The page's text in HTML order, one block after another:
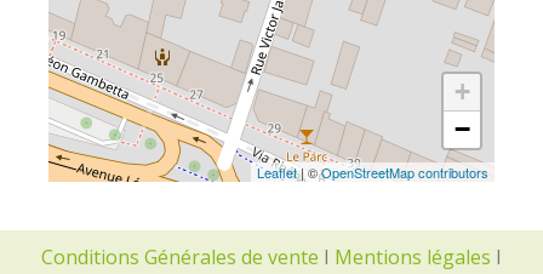
+
−
Leaflet| ©OpenStreetMap contributors
Conditions Générales de vente I Mentions légales I